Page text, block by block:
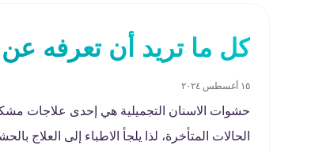
كل ما تريد أن تعرفه
١٥ أغسطس ٢٠٢٤
حشوات الاسنان التجميلية هي إحدى علاجات
الحالات المتأخرة، لذا يلجأ الاطباء إلى